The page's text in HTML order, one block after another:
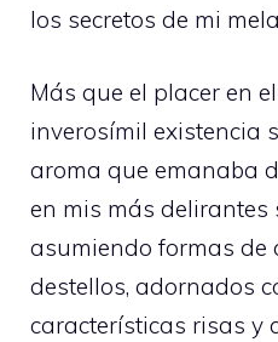
los secretos de mi
Más que el placer en
inverosímil existencia
aroma que emanaba
en mis más delirantes
asumiendo formas de
destellos, adornados
características risas y